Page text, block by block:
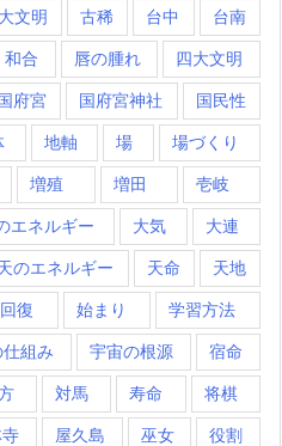
文明 古稀 台中 台南
和合 唇の腫れ 四大文明
府宮 国府宮神社 国民性
地軸 場 場づくり
増殖 増田 壱岐
エネルギー 大気 大連
のエネルギー 天命 天地
復 始まり 学習方法
組み 宇宙の根源 宿命
対馬 寿命 将棋
屋久島 巫女 役割